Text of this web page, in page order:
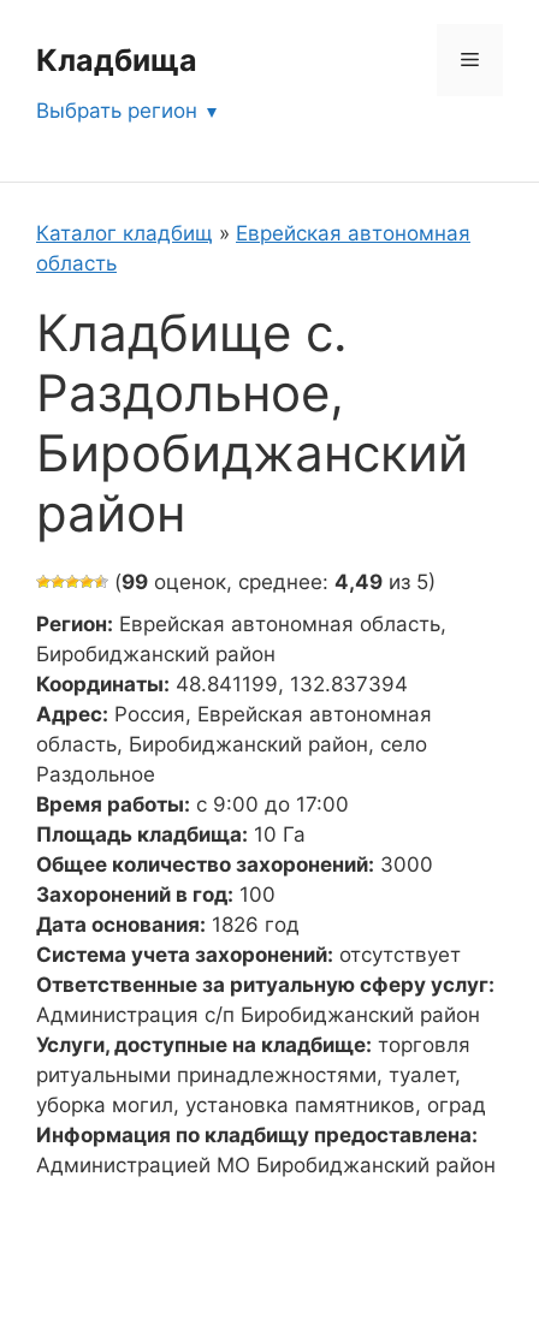
содержимому
Кладбища Меню
Выбрать регион
Каталог кладбищ » Еврейская автономная
область
Кладбище с.
Раздольное,
Биробиджанский
район
(99 оценок, среднее: 4,49 из 5)
Регион: Еврейская автономная область,
Биробиджанский район
Координаты: 48.841199, 132.837394
Адрес: Россия, Еврейская автономная
область, Биробиджанский район, село
Раздольное
Время работы: с 9:00 до 17:00
Площадь кладбища: 10 Га
Общее количество захоронений: 3000
Захоронений в год: 100
Дата основания: 1826 год
Система учета захоронений: отсутствует
Ответственные за ритуальную сферу услуг:
Администрация с/п Биробиджанский район
Услуги, доступные на кладбище: торговля
ритуальными принадлежностями, туалет,
уборка могил, установка памятников, оград
Информация по кладбищу предоставлена:
Администрацией МО Биробиджанский район